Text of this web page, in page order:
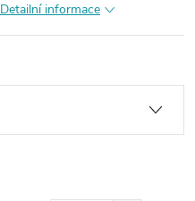
Detailní informace